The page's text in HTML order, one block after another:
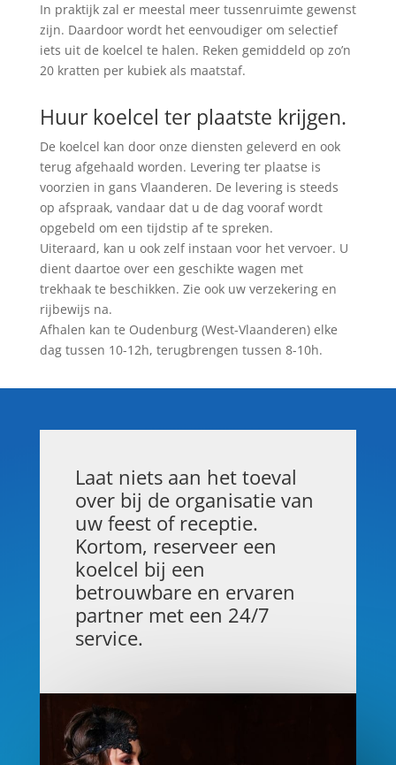
In praktijk zal er meestal meer tussenruimte gewenst
zijn. Daardoor wordt het eenvoudiger om selectief
iets uit de koelcel te halen. Reken gemiddeld op zo’n
20 kratten per kubiek als maatstaf.
Huur koelcel ter plaatste krijgen.
De koelcel kan door onze diensten geleverd en ook
terug afgehaald worden. Levering ter plaatse is
voorzien in gans Vlaanderen. De levering is steeds
op afspraak, vandaar dat u de dag vooraf wordt
opgebeld om een tijdstip af te spreken.
Uiteraard, kan u ook zelf instaan voor het vervoer. U
dient daartoe over een geschikte wagen met
trekhaak te beschikken. Zie ook uw verzekering en
rijbewijs na.
Afhalen kan te Oudenburg (West-Vlaanderen) elke
dag tussen 10-12h, terugbrengen tussen 8-10h.
Laat niets aan het toeval
over bij de organisatie van
uw feest of receptie.
Kortom, reserveer een
koelcel bij een
betrouwbare en ervaren
partner met een 24/7
service.